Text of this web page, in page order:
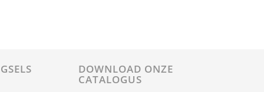
DOWNLOAD ONZE
CATALOGUS